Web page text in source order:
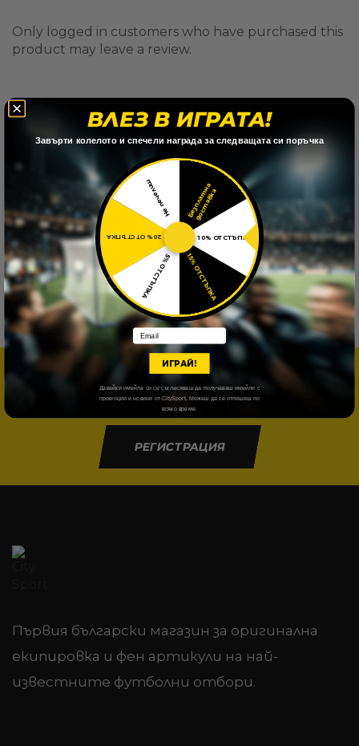
Only logged in customers who have purchased this
product may leave a review.
Свързани Продукти
ИЗЧЕРПАН
Chelsea FC Шал
10,25€ / 20,05 лв.
РЕГИСТРИРАЙ СЕ И ПЕЧЕЛИ
ТОЧКИ С ВСЯКА ПОКУПКА.
РЕГИСТРАЦИЯ
Първия български магазин за оригинална
екипировка и фен артикули на най-
известните футболни отбори.
ВЛЕЗ В ИГРАТА!
​Завърти колелото и спечели награда за следващата си поръчка
Б
е
з
п
л
а
т
н
а
д
о
с
т
а
в
к
а
10% ОТСТЪПКА
15% ОТСТЪПКА
5% ОТСТЪПКА
20% ОТСТЪПКА
Не печелиш
Email
ИГРАЙ!
Давайки имейла си се съгласяваш да получаваш имейли с
промоции и новини от CitySport. Можеш да се отпишеш по
всяко време.